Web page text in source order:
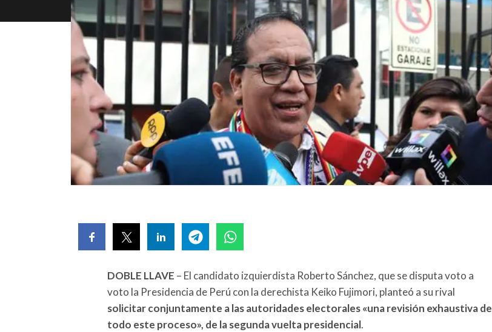
DOBLE LLAVE – El candidato izquierdista Roberto Sánchez, que se disputa voto a
voto la Presidencia de Perú con la derechista Keiko Fujimori, planteó a su rival
solicitar conjuntamente a las autoridades electorales «una revisión exhaustiva de
todo este proceso», de la segunda vuelta presidencial.